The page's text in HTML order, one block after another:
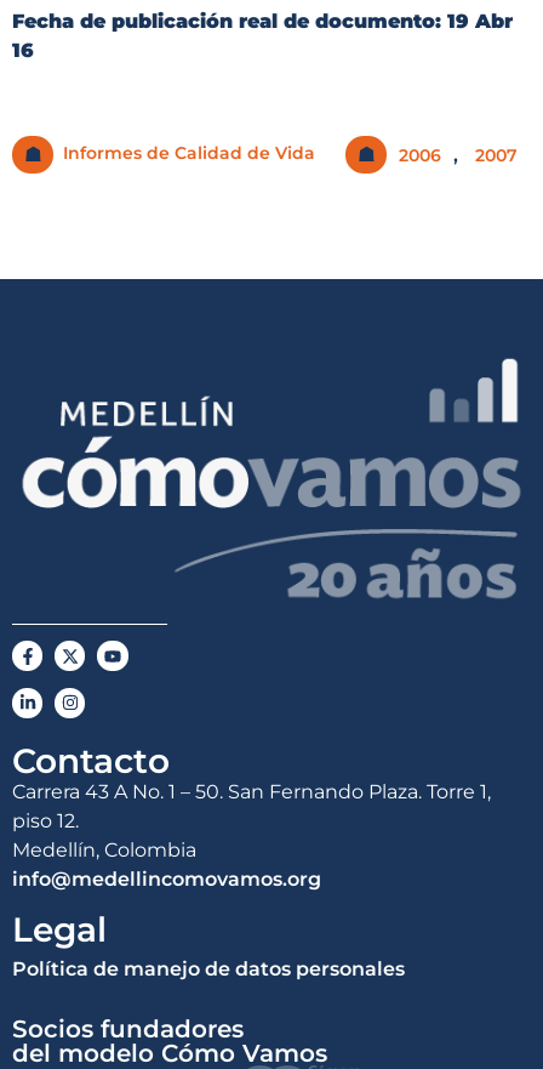
Fecha de publicación real de documento: 19 Abr
16
☗ Informes de Calidad de Vida ☗ 2006 , 2007
Contacto
Carrera 43 A No. 1 – 50. San Fernando Plaza. Torre 1,
piso 12.
Medellín, Colombia
info@medellincomovamos.org
Legal
Política de manejo de datos personales
Socios fundadores
del modelo Cómo Vamos